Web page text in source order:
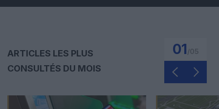
ARTICLES LES PLUS
CONSULTÉS DU MOIS
01